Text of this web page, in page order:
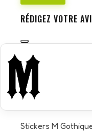
RÉDIGEZ VOTRE
Stickers M